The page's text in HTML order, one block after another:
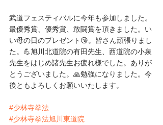
武道フェスティバルに今年も参加しました。
最優秀賞、優秀賞、敢闘賞を頂きました。い
い母の日のプレゼント😘。皆さん頑張りまし
た。💪旭川北道院の有田先生、西道院の小泉
先生をはじめ諸先生お疲れ様でした。ありが
とうございました。🙏勉強になりました。今
後ともよろしくお願いいたします。
#少林寺拳法
#少林寺拳法旭川東道院